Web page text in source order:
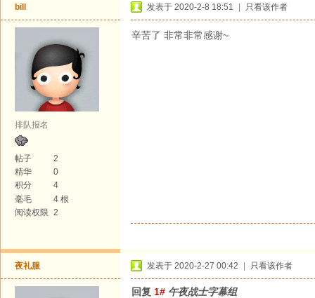
bill
排队报名
帖子
2
精华
0
积分
4
毫毛
4 根
阅读权限 2
发表于 2020-2-8 18:51 只看该作者
辛苦了 非常非常感谢~
夜礼服 发表于 2020-2-27 00:42 只看该作者
回复 1# 午夜战士字幕组